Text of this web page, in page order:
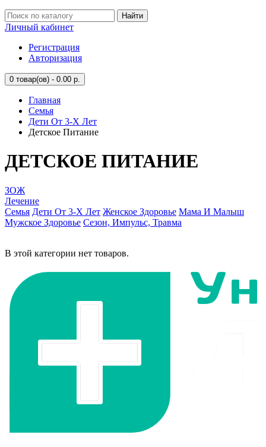
Найти
Личный кабинет
Регистрация
Авторизация
0 товар(ов) - 0.00 р.
Главная
Семья
Дети От 3-Х Лет
Детское Питание
ДЕТСКОЕ ПИТАНИЕ
ЗОЖ
Лечение
Семья Дети От 3-Х Лет Женское Здоровье Мама И Малыш
Мужское Здоровье Сезон, Импульс, Травма
В этой категории нет товаров.